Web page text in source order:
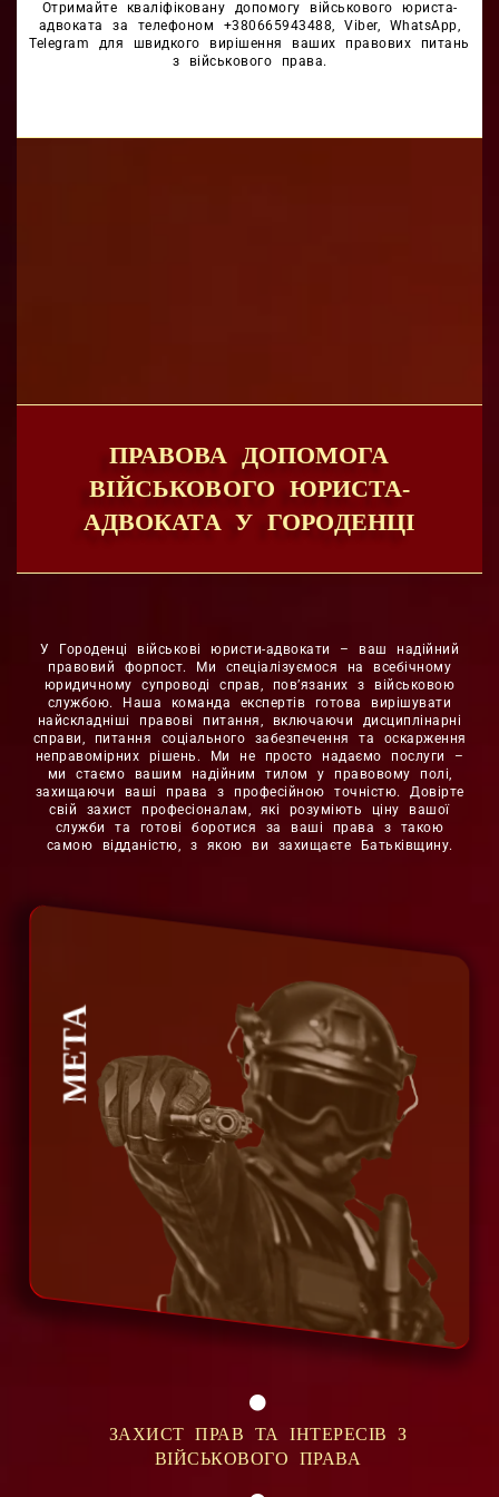
Отримайте кваліфіковану допомогу військового юриста-
адвоката за телефоном +380665943488, Viber, WhatsApp,
Telegram для швидкого вирішення ваших правових питань
з військового права.
ПРАВОВА ДОПОМОГА
ВІЙСЬКОВОГО ЮРИСТА-
АДВОКАТА У ГОРОДЕНЦІ
У Городенці військові юристи-адвокати – ваш надійний
правовий форпост. Ми спеціалізуємося на всебічному
юридичному супроводі справ, пов’язаних з військовою
службою. Наша команда експертів готова вирішувати
найскладніші правові питання, включаючи дисциплінарні
справи, питання соціального забезпечення та оскарження
неправомірних рішень. Ми не просто надаємо послуги –
ми стаємо вашим надійним тилом у правовому полі,
захищаючи ваші права з професійною точністю. Довірте
свій захист професіоналам, які розуміють ціну вашої
служби та готові боротися за ваші права з такою
самою відданістю, з якою ви захищаєте Батьківщину.
МЕТА
ЗАХИСТ ПРАВ ТА ІНТЕРЕСІВ З
ВІЙСЬКОВОГО ПРАВА